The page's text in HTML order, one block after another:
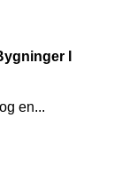
I
en...